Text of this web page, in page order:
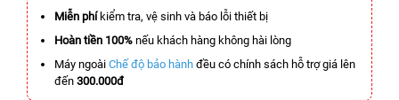
Miễn phíkiểm tra, vệ sinh và báo lỗi thiết bị
Hoàn tiền 100% nếu khách hàng không hài lòng
Máy ngoài Chế độ bảo hành đều có chính sách hỗ trợ giá lên
đến 300.000đ